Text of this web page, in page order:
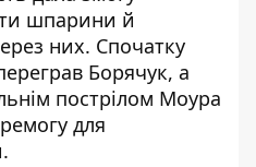
шпарини й
них. Спочатку
Борячук, а
пострілом Моура
для